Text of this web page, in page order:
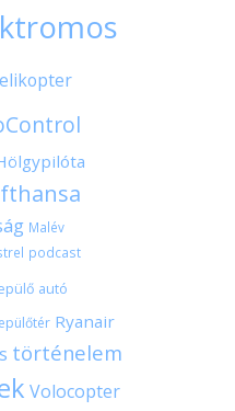
Malév
podcast
autó
Ryanair
történelem
Volocopter